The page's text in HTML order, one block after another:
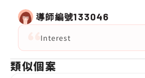
導師編號133046
Interest
類似個案